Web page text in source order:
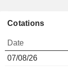
Cotations
Date
07/08/26